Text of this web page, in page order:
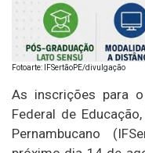
Fotoarte: IFSertãoPE/divulgação
As inscrições para
Federal de
Pernambucano